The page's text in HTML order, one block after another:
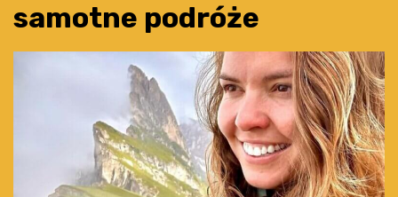
samotne podróże